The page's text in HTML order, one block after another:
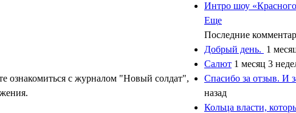
ознакомиться с журналом "Новый солдат",
Интро шоу
Еще
Последние
Добрый день. 1
Салют 1 месяц 3
Спасибо за отзыв. И
назад
Кольца власти,